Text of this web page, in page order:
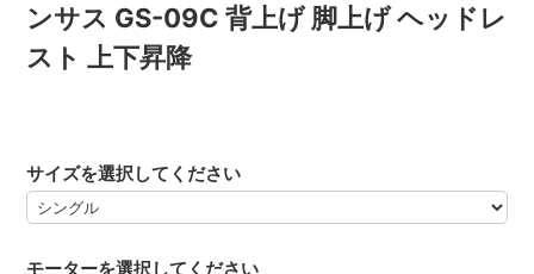
ンサス GS-09C 背上げ 脚上げ ヘッドレ
スト 上下昇降
サイズを選択してください
モーターを選択してください